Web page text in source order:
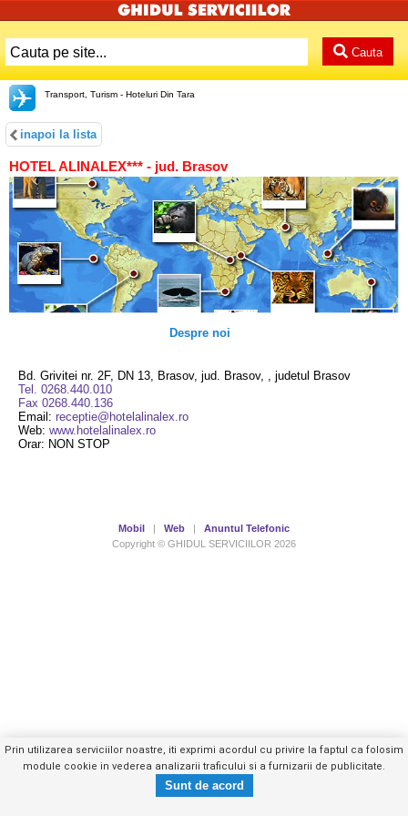
Cauta
Transport, Turism - Hoteluri Din Tara
inapoi la lista
HOTEL ALINALEX*** - jud. Brasov
Despre noi
Bd. Grivitei nr. 2F, DN 13, Brasov, jud. Brasov, , judetul Brasov
Tel. 0268.440.010
Fax 0268.440.136
Email: receptie@hotelalinalex.ro
Web: www.hotelalinalex.ro
Orar: NON STOP
Tel. 0268.440.XXX
Trimite mesaj privat
Mobil Web
Anuntul Telefonic
Copyright © GHIDUL SERVICIILOR 2026
Prin utilizarea serviciilor noastre, iti exprimi acordul cu privire la faptul ca folosim
module cookie in vederea analizarii traficului si a furnizarii de publicitate.